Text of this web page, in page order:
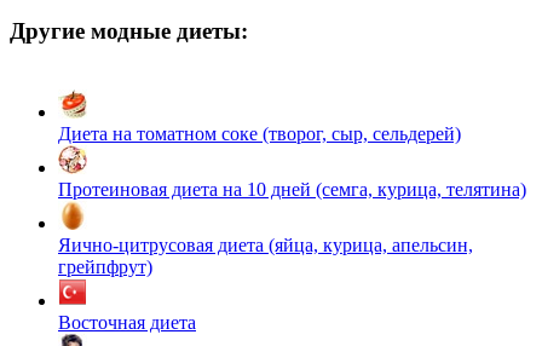
Другие модные диеты:
Диета на томатном соке (творог, сыр, сельдерей)
Протеиновая диета на 10 дней (семга, курица, телятина)
Яично-цитрусовая диета (яйца, курица, апельсин,
грейпфрут)
Восточная диета